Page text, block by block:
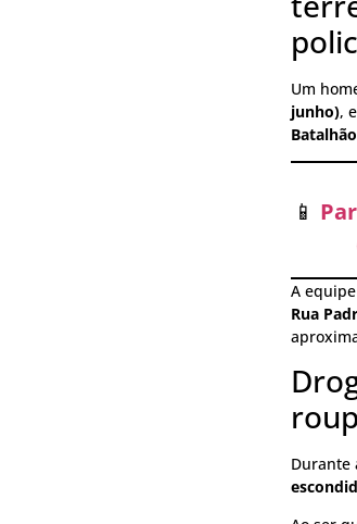
Um
junho),
📱
A
Rua
Durante